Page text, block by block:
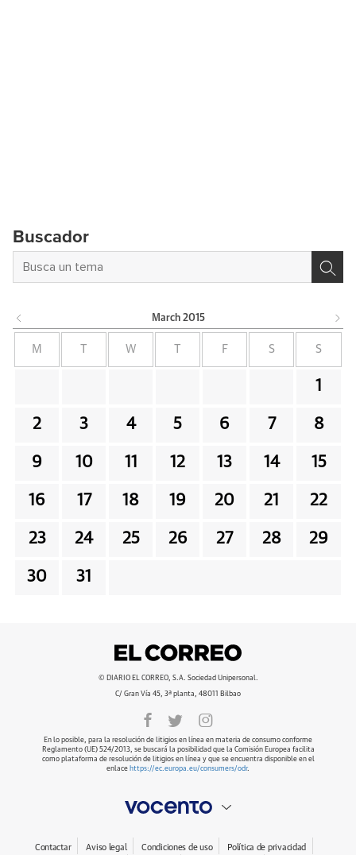
Buscador
March 2015
M W F S S
1
2 3 4 5 6 7 8
9 10 11 12 13 14 15
16 17 18 19 20 21 22
23 24 25 26 27 28 29
30 31
© DIARIO EL CORREO, S.A. Sociedad Unipersonal.
C/ Gran Vía 45, 3ª planta, 48011 Bilbao
En lo posible, para la resolución de litigios en línea en materia de consumo conforme
Reglamento (UE) 524/2013, se buscará la posibilidad que la Comisión Europea facilita
como plataforma de resolución de litigios en línea y que se encuentra disponible en el
enlace https://ec.europa.eu/consumers/odr.
Contactar Aviso legal Condiciones de uso Política de privacidad